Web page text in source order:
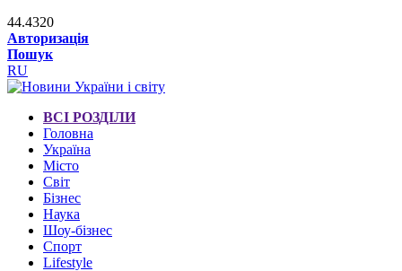
44.4320
Авторизація
Пошук
RU
ВСІ РОЗДІЛИ
Головна
Україна
Місто
Світ
Бізнес
Наука
Шоу-бізнес
Спорт
Lifestyle